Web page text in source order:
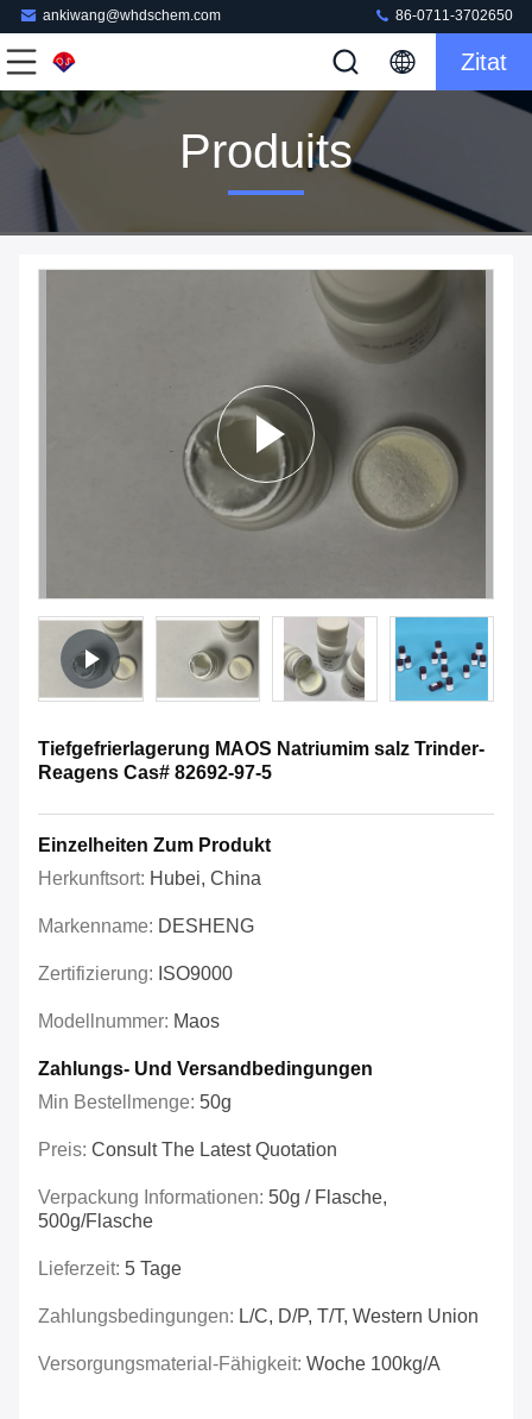
ankiwang@whdschem.com 86-0711-3702650
Zitat
Produits
Tiefgefrierlagerung MAOS Natriumim salz Trinder-
Reagens Cas# 82692-97-5
Einzelheiten Zum Produkt
Herkunftsort: Hubei, China
Markenname: DESHENG
Zertifizierung: ISO9000
Modellnummer: Maos
Zahlungs- Und Versandbedingungen
Min Bestellmenge: 50g
Preis: Consult The Latest Quotation
Verpackung Informationen: 50g / Flasche,
500g/Flasche
Lieferzeit: 5 Tage
Zahlungsbedingungen: L/C, D/P, T/T, Western Union
Versorgungsmaterial-Fähigkeit: Woche 100kg/A